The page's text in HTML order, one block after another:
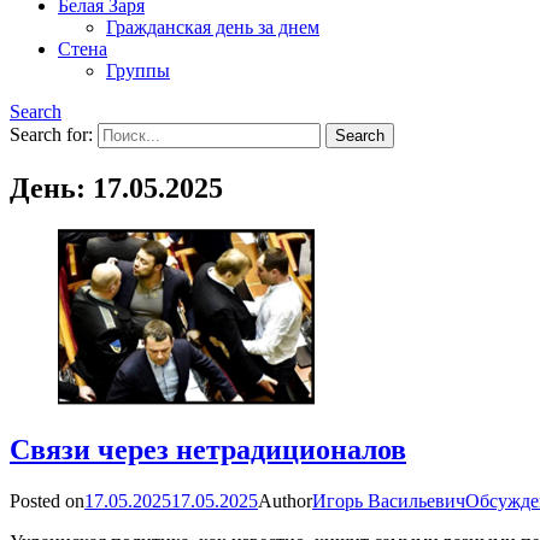
Белая Заря
Гражданская день за днем
Стена
Группы
Search
Search for:
День: 17.05.2025
Связи через нетрадиционалов
Posted on17.05.202517.05.2025AuthorИгорь Васильевич